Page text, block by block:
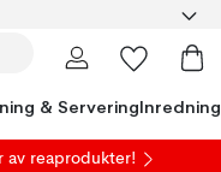
& ServeringInredning
av reaprodukter!